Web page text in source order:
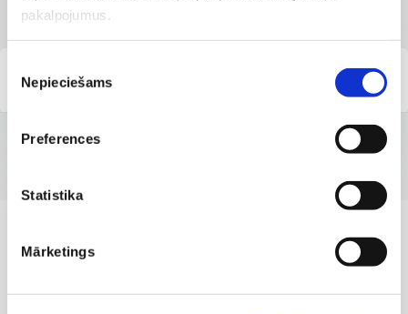
pakalpojumus.
izvēle
Nepieciešams
Preferences
Statistika
Mārketings
"Veselības centrs 4", ул. Кришьяня Барона, 117